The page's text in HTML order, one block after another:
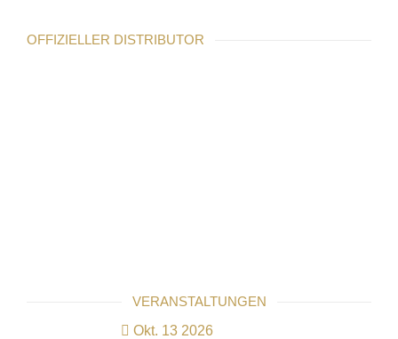
OFFIZIELLER DISTRIBUTOR
VERANSTALTUNGEN
Okt. 13 2026